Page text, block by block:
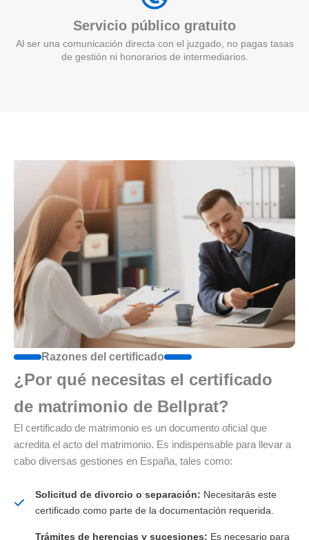
Servicio público gratuito
Al ser una comunicación directa con el juzgado, no pagas tasas
de gestión ni honorarios de intermediarios.
Razones del certificado
¿Por qué necesitas el certificado
de matrimonio de Bellprat?
El certificado de matrimonio es un documento oficial que
acredita el acto del matrimonio. Es indispensable para llevar a
cabo diversas gestiones en España, tales como:
Solicitud de divorcio o separación: Necesitarás este
certificado como parte de la documentación requerida.
Trámites de herencias y sucesiones: Es necesario para